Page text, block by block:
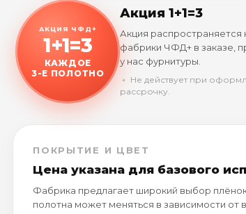
АКЦИЯ ЧФД+
1+1=3
КАЖДОЕ
3-Е ПОЛОТНО
Акция 1+1=3
Акция распространяется
фабрики ЧФД+ в заказе,
у нас фурнитуры.
﹡ Не действует при
рассрочку.
ПОКРЫТИЕ И ЦВЕТ
Цена указана для базового
Фабрика предлагает широкий выбор
полотна может меняться в зависимости от